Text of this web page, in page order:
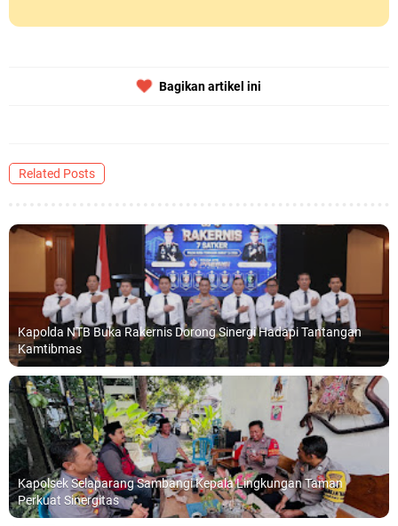
Bagikan artikel ini
Related Posts
Kapolda NTB Buka Rakernis Dorong Sinergi Hadapi Tantangan
Kamtibmas
Kapolsek Selaparang Sambangi Kepala Lingkungan Taman
Perkuat Sinergitas